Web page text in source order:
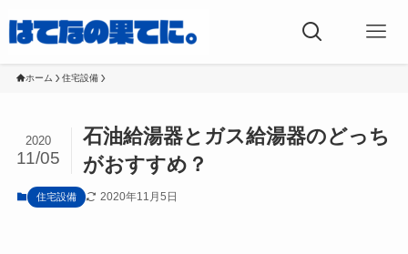
ホーム 住宅設備
石油給湯器とガス給湯器のどっち
がおすすめ？
2020
11/05
住宅設備 2020年11月5日